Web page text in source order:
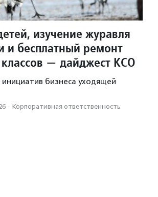
изучение журавля
и бесплатный ремонт
— дайджест КСО
инициатив бизнеса уходящей
· Корпоративная ответственность